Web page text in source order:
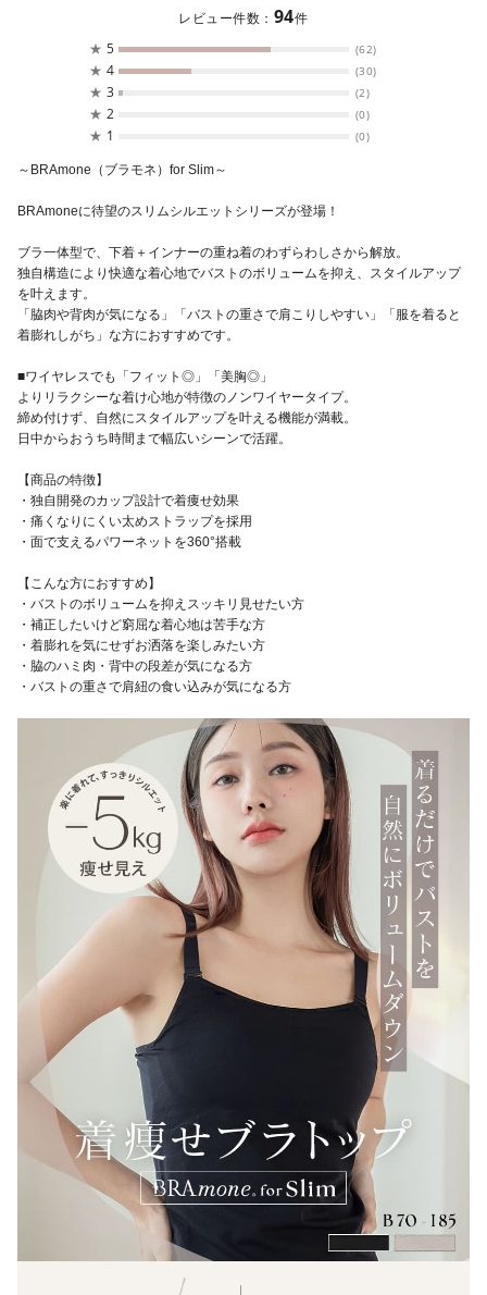
レビュー件数： 94件
★ 5 (62)
★ 4 (30)
★ 3 (2)
★ 2 (0)
★ 1 (0)
～BRAmone（ブラモネ）for Slim～
BRAmoneに待望のスリムシルエットシリーズが登場！
ブラ一体型で、下着＋インナーの重ね着のわずらわしさから解放。
独自構造により快適な着心地でバストのボリュームを抑え、スタイルアップ
を叶えます。
「脇肉や背肉が気になる」「バストの重さで肩こりしやすい」「服を着ると
着膨れしがち」な方におすすめです。
■ワイヤレスでも「フィット◎」「美胸◎」
よりリラクシーな着け心地が特徴のノンワイヤータイプ。
締め付けず、自然にスタイルアップを叶える機能が満載。
日中からおうち時間まで幅広いシーンで活躍。
【商品の特徴】
・独自開発のカップ設計で着痩せ効果
・痛くなりにくい太めストラップを採用
・面で支えるパワーネットを360°搭載
【こんな方におすすめ】
・バストのボリュームを抑えスッキリ見せたい方
・補正したいけど窮屈な着心地は苦手な方
・着膨れを気にせずお洒落を楽しみたい方
・脇のハミ肉・背中の段差が気になる方
・バストの重さで肩紐の食い込みが気になる方